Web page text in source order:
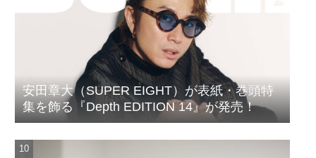
安田章大（SUPER EIGHT）が表紙・巻頭特
集を飾る『Depth EDITION 14』が発売！